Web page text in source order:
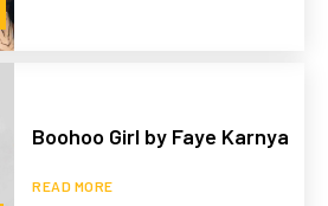
Boohoo Girl by Faye Karnya
READ MORE